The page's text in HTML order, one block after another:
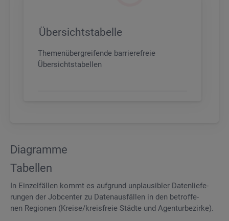
Übersichtstabelle
Themenübergreifende barrierefreie
Übersichtstabellen
Dia­gram­me
Ta­bel­len
In Ein­zel­fäl­len kommt es auf­grund un­plau­si­bler Da­ten­lie­fe­
run­gen der Job­cen­ter zu Da­ten­aus­fäl­len in den be­trof­fe­
nen Re­gio­nen (Krei­se/kreis­freie Städ­te und Agen­tur­be­zir­ke).